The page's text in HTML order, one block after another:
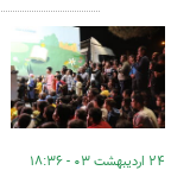
۲۴ اردیبهشت ۰۳ - ۱۸:۳۶